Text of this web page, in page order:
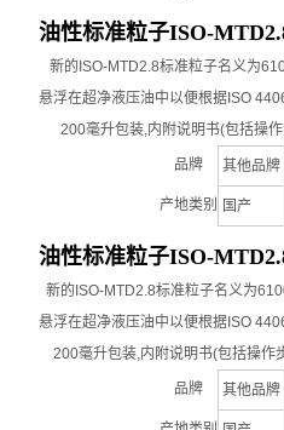
油性标准粒子ISO-
新的 ISO-MTD2.8标准粒子名义为
悬浮在超净液压油中以便根据 ISO
200毫升包装,内附说明书(包括操
品牌 其他品牌
产地类别 国产
油性标准粒子ISO-
新的 ISO-MTD2.8标准粒子名义为
悬浮在超净液压油中以便根据 ISO
200毫升包装,内附说明书(包括操作
品牌 其他品牌